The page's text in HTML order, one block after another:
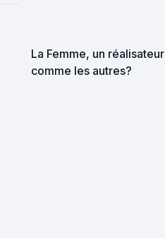
La Femme, un réalisateur
comme les autres?